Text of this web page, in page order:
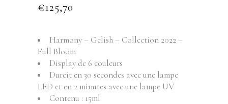
€125,70
Harmony – Gelish – Collection 2022 –
Full Bloom
Display de 6 couleurs
Durcit en 30 secondes avec une lampe
LED et en 2 minutes avec une lampe UV
Contenu : 15ml